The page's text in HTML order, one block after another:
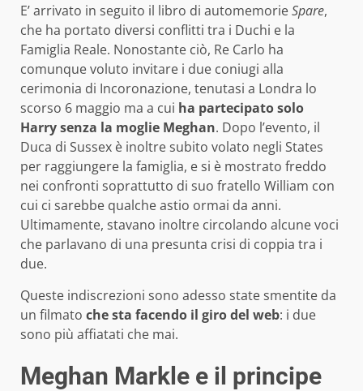
E’ arrivato in seguito il libro di automemorieSpare,
che ha portato diversi conflitti tra i Duchi e la
Famiglia Reale. Nonostante ciò, Re Carlo ha
comunque voluto invitare i due coniugi alla
cerimonia di Incoronazione, tenutasi a Londra lo
scorso 6 maggio ma a cui ha partecipato solo
Harry senza la moglie Meghan. Dopo l’evento, il
Duca di Sussex è inoltre subito volato negli States
per raggiungere la famiglia, e si è mostrato freddo
nei confronti soprattutto di suo fratello William con
cui ci sarebbe qualche astio ormai da anni.
Ultimamente, stavano inoltre circolando alcune voci
che parlavano di una presunta crisi di coppia tra i
due.
Queste indiscrezioni sono adesso state smentite da
un filmato che sta facendo il giro del web: i due
sono più affiatati che mai.
Meghan Markle e il principe